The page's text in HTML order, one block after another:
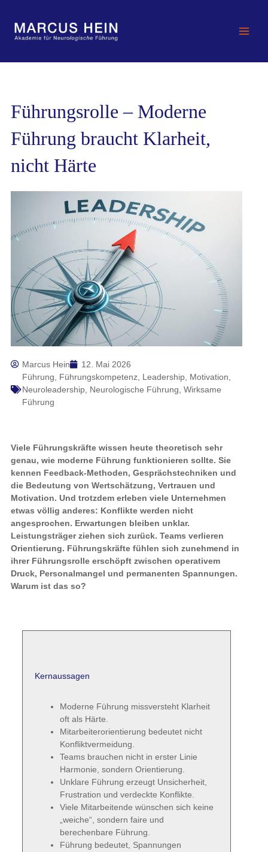
springen
Führungsrolle – Moderne
Führung braucht Klarheit,
nicht Härte
Marcus Hein
12. Mai 2026
Führung
Führungskompetenz, Leadership, Motivation
Neuroleadership, Neurologische Führung Wirksame
Führung
Viele Führungskräfte wissen heute theoretisch sehr
genau, wie moderne Führung funktionieren sollte. Sie
kennen Feedback-Methoden, Gesprächstechniken und
die Bedeutung von Wertschätzung, Vertrauen und
Motivation. Und trotzdem erleben viele Unternehmen
etwas völlig anderes: Konflikte werden nicht
angesprochen. Erwartungen bleiben unklar.
Leistungsträger ziehen sich zurück. Teams verlieren
Orientierung. Führungskräfte fühlen sich zunehmend in
ihrer Führungsrolle erschöpft zwischen operativem
Druck, Personalmangel und permanenten Spannungen.
Warum ist das so?
Kernaussagen
Moderne Führung missversteht Klarheit
oft als Härte.
Mitarbeiterorientierung bedeutet nicht
Konfliktvermeidung.
Teams brauchen nicht in erster Linie
Harmonie, sondern Orientierung.
Unklare Führung erzeugt Unsicherheit,
Frustration und verdeckte Konflikte.
Viele Mitarbeitende wünschen sich keine
„weiche“, sondern faire und
berechenbare Führung.
Führung bedeutet, Spannungen